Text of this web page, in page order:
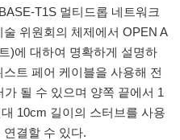
T1S 멀티드롭 네트워크
위원회의 체제에서 OPEN A
)에 대하여 명확하게 설명하
트 페어 케이블을 사용해 전
될 수 있으며 양쪽 끝에서 1
10cm 길이의 스터브를 사용
결할 수 있다.